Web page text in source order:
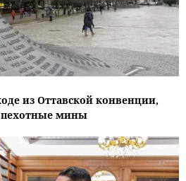
из Оттавской конвенции,
мины